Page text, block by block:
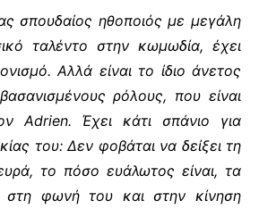
σπουδαίος ηθοποιός με μεγάλη
ταλέντο στην κωμωδία, έχει
Αλλά είναι το ίδιο άνετος
ρόλους, που είναι
Adrien. Έχει κάτι σπάνιο για
του: Δεν φοβάται να δείξει τη
το πόσο ευάλωτος είναι, τα
στη φωνή του και στην κίνηση